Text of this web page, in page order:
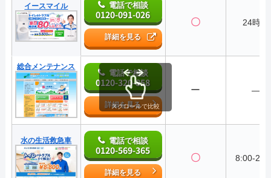
イースマイル 電話で相談
0120-091-026
詳細を見る
〇 24時間
総合メンテナンス
電話で相談
0120-320-858
詳細を見る
ー ―
水の生活救急車 電話で相談
0120-569-365
詳細を見る
〇 8:00-
スクロールで比較